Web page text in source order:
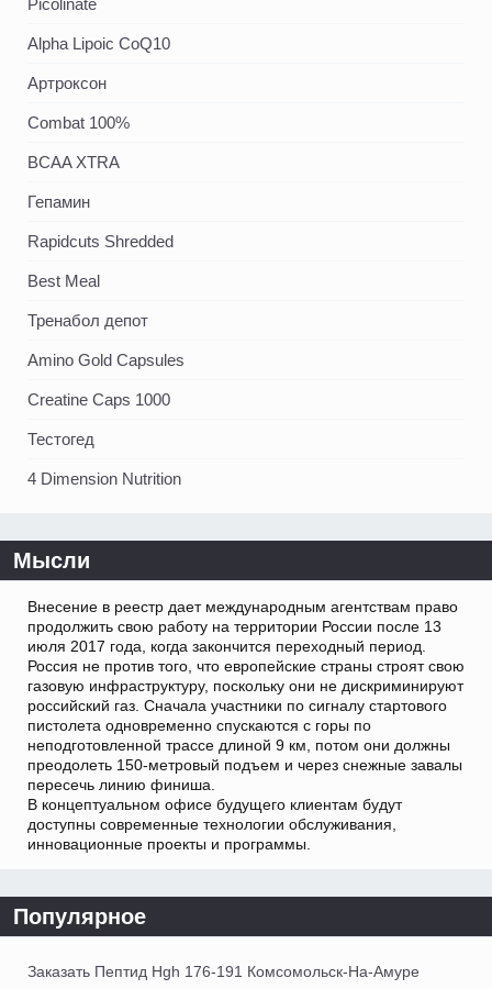
Alpha Lipoic CoQ10
Артроксон
Combat 100%
BCAA XTRA
Гепамин
Rapidcuts Shredded
Best Meal
Тренабол депот
Amino Gold Capsules
Creatine Caps 1000
Тестогед
4 Dimension Nutrition
Мысли
Внесение в реестр дает международным агентствам право
продолжить свою работу на территории России после 13
июля 2017 года, когда закончится переходный период.
Россия не против того, что европейские страны строят свою
газовую инфраструктуру, поскольку они не дискриминируют
российский газ. Сначала участники по сигналу стартового
пистолета одновременно спускаются с горы по
неподготовленной трассе длиной 9 км, потом они должны
преодолеть 150-метровый подъем и через снежные завалы
пересечь линию финиша.
В концептуальном офисе будущего клиентам будут
доступны современные технологии обслуживания,
инновационные проекты и программы.
Популярное
Заказать Пептид Hgh 176-191 Комсомольск-На-Амуре